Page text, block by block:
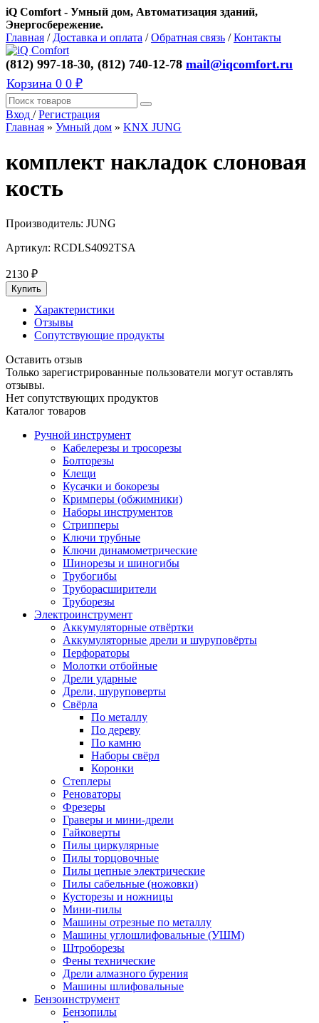
iQ Comfort - Умный дом, Автоматизация зданий,
Энергосбережение.
Главная / Доставка и оплата /Обратная связь /Контакты
(812) 997-18-30, (812) 740-12-78 mail@iqcomfort.ru
Корзина 0 0 ₽
Вход /Регистрация
Главная » Умный дом » KNX JUNG
комплект накладок слоновая
кость
Производитель: JUNG
Артикул: RCDLS4092TSA
2130 ₽
Характеристики
Отзывы
Сопутствующие продукты
Оставить отзыв
Только зарегистрированные пользователи могут оставлять
отзывы.
Нет сопутствующих продуктов
Каталог товаров
Ручной инструмент
Кабелерезы и тросорезы
Болторезы
Клещи
Кусачки и бокорезы
Кримперы (обжимники)
Наборы инструментов
Стрипперы
Ключи трубные
Ключи динамометрические
Шинорезы и шиногибы
Трубогибы
Труборасширители
Труборезы
Электроинструмент
Аккумуляторные отвёртки
Аккумуляторные дрели и шуруповёрты
Перфораторы
Молотки отбойные
Дрели ударные
Дрели, шуруповерты
Свёрла
По металлу
По дереву
По камню
Наборы свёрл
Коронки
Степлеры
Реноваторы
Фрезеры
Граверы и мини-дрели
Гайковерты
Пилы циркулярные
Пилы торцовочные
Пилы цепные электрические
Пилы сабельные (ножовки)
Кусторезы и ножницы
Мини-пилы
Машины отрезные по металлу
Машины углошлифовальные (УШМ)
Штроборезы
Фены технические
Дрели алмазного бурения
Машины шлифовальные
Бензоинструмент
Бензопилы